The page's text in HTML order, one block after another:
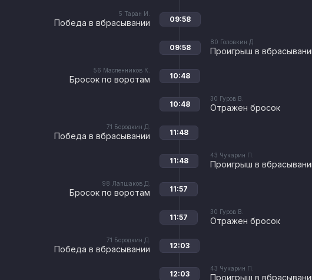
5 Таран И.
Победа в вбрасывании 09:58
80 Головкин Д.
Проигрыш в
09:58
56 Масленников К.
Бросок по воротам 10:48
30 Гуров В.
Отражен бросок
10:48
71 Бородкин Д.
Победа в вбрасывании 11:48
43 Чукарин П.
Проигрыш в
11:48
98 Лапшаков Д.
Бросок по воротам 11:57
30 Гуров В.
Отражен бросок
11:57
71 Бородкин Д.
Победа в вбрасывании 12:03
43 Чукарин П.
Проигрыш в
12:03